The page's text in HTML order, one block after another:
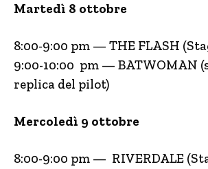
Martedì 8 ottobre
8:00-9:00 pm — THE FLASH
9:00-10:00 pm — BATWOMAN
replica del pilot)
Mercoledì 9 ottobre
8:00-9:00 pm — RIVERDALE